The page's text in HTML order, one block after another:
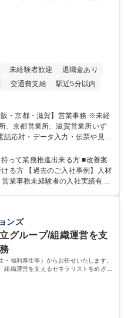
未経験者歓迎
退職金あり
交通費支給
駅近5分以内
応対・データ入力・伝票や見積
内で発生する事務業務や業務改
業務システムがきちんと構築さ
とができる環境です。また、
※未経験可
って業務推進出来る方 ■改善案
る方 【過去のご入社事例】人材
業事務未経験者の入社実績有
的なサポート、改善の動きも期
て、チームに貢献し、結果的に
ます。平均19:30の退勤以降の業
のある働き方となります。 学
力： 資格：
ンズ
グループ/組織運営を支
福利厚生等）からお任せいたします。
織運営を支えるゼネラリストをめざせ